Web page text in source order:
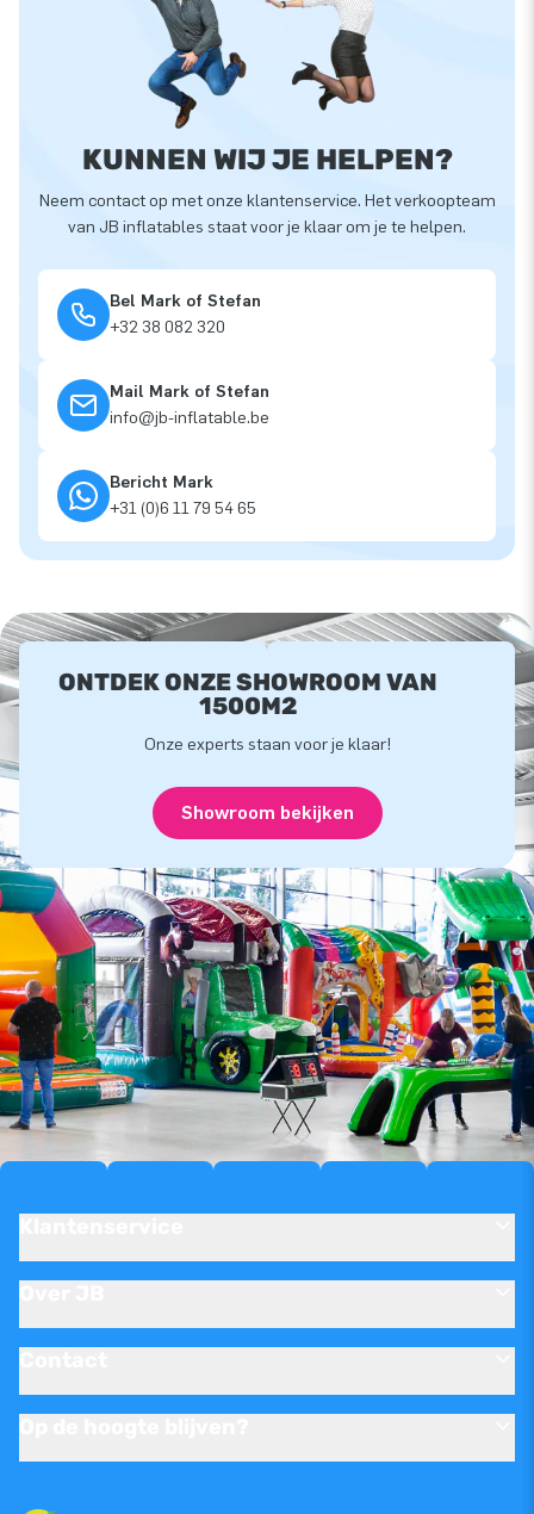
KUNNEN WIJ JE HELPEN?
Neem contact op met onze klantenservice. Het verkoopteam
van JB inflatables staat voor je klaar om je te helpen.
Bel Mark of Stefan
+32 38 082 320
Mail Mark of Stefan
info@jb-inflatable.be
Bericht Mark
+31 (0)6 11 79 54 65
ONTDEK ONZE SHOWROOM VAN
1500M2
Onze experts staan voor je klaar!
Showroom bekijken